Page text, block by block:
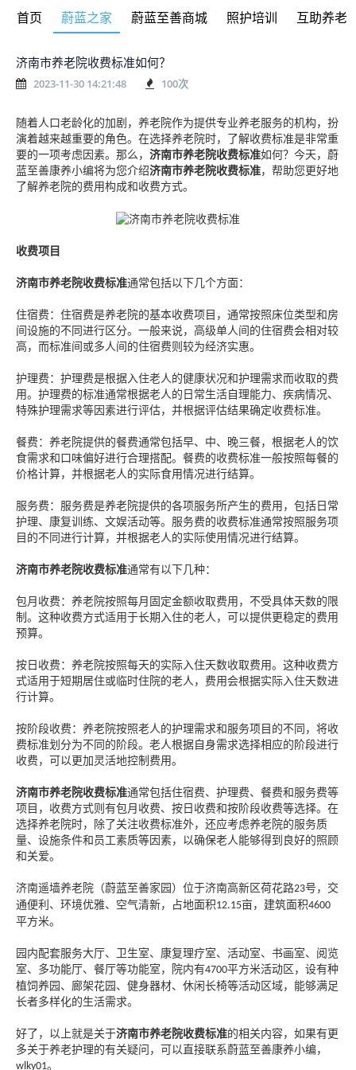
首页 蔚蓝之家 蔚蓝至善商城 照护培训 互助养老
济南市养老院收费标准如何？
2023-11-30 14:21:48 100次
随着人口老龄化的加剧，养老院作为提供专业养老服务的机构，扮
演着越来越重要的角色。在选择养老院时，了解收费标准是非常重
要的一项考虑因素。那么， 济南市养老院收费标准如何？今天，蔚
蓝至善康养小编将为您介绍济南市养老院收费标准，帮助您更好地
了解养老院的费用构成和收费方式。
收费项目
济南市养老院收费标准通常包括以下几个方面：
住宿费：住宿费是养老院的基本收费项目，通常按照床位类型和房
间设施的不同进行区分。一般来说，高级单人间的住宿费会相对较
高，而标准间或多人间的住宿费则较为经济实惠。
护理费：护理费是根据入住老人的健康状况和护理需求而收取的费
用。护理费的标准通常根据老人的日常生活自理能力、疾病情况、
特殊护理需求等因素进行评估，并根据评估结果确定收费标准。
餐费：养老院提供的餐费通常包括早、中、晚三餐，根据老人的饮
食需求和口味偏好进行合理搭配。餐费的收费标准一般按照每餐的
价格计算，并根据老人的实际食用情况进行结算。
服务费：服务费是养老院提供的各项服务所产生的费用，包括日常
护理、康复训练、文娱活动等。服务费的收费标准通常按照服务项
目的不同进行计算，并根据老人的实际使用情况进行结算。
济南市养老院收费标准通常有以下几种：
包月收费：养老院按照每月固定金额收取费用，不受具体天数的限
制。这种收费方式适用于长期入住的老人，可以提供更稳定的费用
预算。
按日收费：养老院按照每天的实际入住天数收取费用。这种收费方
式适用于短期居住或临时住院的老人，费用会根据实际入住天数进
行计算。
按阶段收费：养老院按照老人的护理需求和服务项目的不同，将收
费标准划分为不同的阶段。老人根据自身需求选择相应的阶段进行
收费，可以更加灵活地控制费用。
济南市养老院收费标准通常包括住宿费、护理费、餐费和服务费等
项目，收费方式则有包月收费、按日收费和按阶段收费等选择。在
选择养老院时，除了关注收费标准外，还应考虑养老院的服务质
量、设施条件和员工素质等因素，以确保老人能够得到良好的照顾
和关爱。
济南遥墙养老院（蔚蓝至善家园）位于济南高新区荷花路23号，交
通便利、环境优雅、空气清新，占地面积12.15亩，建筑面积4600
平方米。
园内配套服务大厅、卫生室、康复理疗室、活动室、书画室、阅览
室、多功能厅、餐厅等功能室，院内有4700平方米活动区，设有种
植饲养园、廊架花园、健身器材、休闲长椅等活动区域，能够满足
长者多样化的生活需求。
好了，以上就是关于济南市养老院收费标准的相关内容，如果有更
多关于养老护理的有关疑问，可以直接联系蔚蓝至善康养小编，
wlky01。